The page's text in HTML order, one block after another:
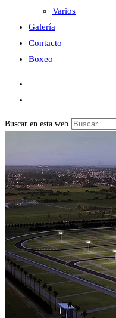
Varios
Galería
Contacto
Boxeo
Buscar en esta web